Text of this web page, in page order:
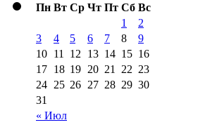
Пн Вт Ср Чт Пт Сб Вс
« Июл
1
2
3
4 5 6 7 8
9
10 11 12 13 14 15 16
17 18 19 20 21 22 23
24 25 26 27 28 29 30
31